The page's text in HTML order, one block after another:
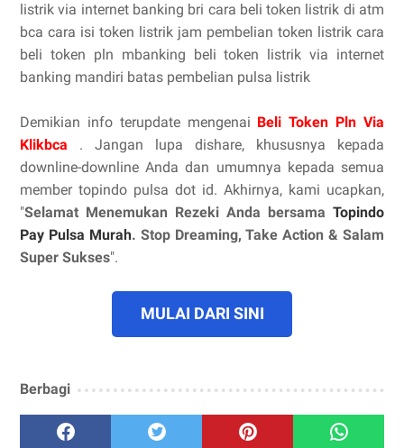
listrik via internet banking bri cara beli token listrik di atm
bca cara isi token listrik jam pembelian token listrik cara
beli token pln mbanking beli token listrik via internet
banking mandiri batas pembelian pulsa listrik
Demikian info terupdate mengenai Beli Token Pln Via
Klikbca . Jangan lupa dishare, khususnya kepada
downline-downline Anda dan umumnya kepada semua
member topindo pulsa dot id. Akhirnya, kami ucapkan,
"Selamat Menemukan Rezeki Anda bersama Topindo
Pay Pulsa Murah. Stop Dreaming, Take Action & Salam
Super Sukses".
MULAI DARI SINI
Berbagi